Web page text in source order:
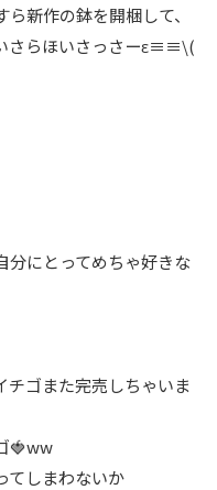
新作の鉢を開梱して、
さらほいさっさーε≡≡\(
分にとってめちゃ好きな
チゴまた完売しちゃいま
🍓ww
てしまわないか